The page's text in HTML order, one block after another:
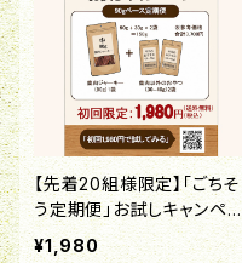
【先着20組様限定】「ごちそ
う定期便」お試しキャンペー
ン！
¥1,980